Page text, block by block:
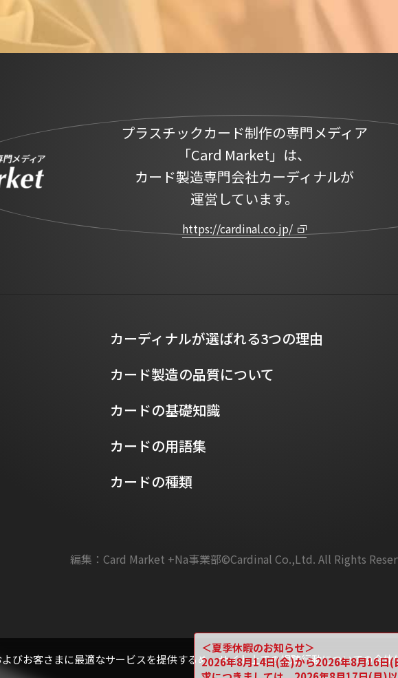
プラスチックカード制作の専門メディア
「Card Market」は、
カード製造専門会社カーディナルが
運営しています。
https://cardinal.co.jp/
カーディナルが選ばれる3つの理由
カード製造の品質について
カードの基礎知識
カードの用語集
カードの種類
編集：Card Market +Na事業部©Cardinal Co.,Ltd. All Rights
＜夏季休暇のお知らせ＞
2026年8月14日(金)から2026年8月16日(
びお客さまに最適なサービスを提供するめ、サイト上での視聴行動についての全